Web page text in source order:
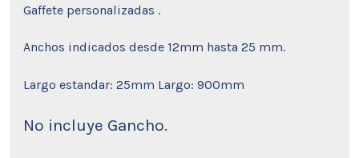
Gaffete personalizadas .
Anchos indicados desde 12mm hasta 25 mm.
Largo estandar: 25mm Largo: 900mm
No incluye Gancho.